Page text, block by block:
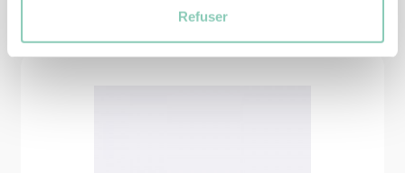
Refuser
Produits similaires